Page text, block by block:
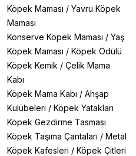
Köpek Maması / Yavru Köpek
Maması
Konserve Köpek Maması / Yaş
Köpek Maması / Köpek Ödülü
Köpek Kemik / Çelik Mama
Kabı
Köpek Mama Kabı / Ahşap
Kulübeleri / Köpek Yatakları
Köpek Gezdirme Tasması
Köpek Taşıma Çantaları / Metal
Köpek Kafesleri / Köpek Çitleri